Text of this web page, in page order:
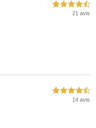
4,5 étoiles sur 5
21 avis
4,5 étoiles sur 5
14 avis